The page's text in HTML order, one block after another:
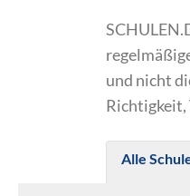
und nicht
Richtigkeit,
Alle